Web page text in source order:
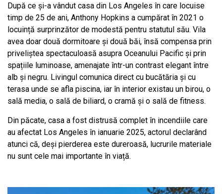
După ce și-a vândut casa din Los Angeles în care locuise
timp de 25 de ani, Anthony Hopkins a cumpărat în 2021 o
locuință surprinzător de modestă pentru statutul său. Vila
avea doar două dormitoare și două băi, însă compensa prin
priveliștea spectaculoasă asupra Oceanului Pacific și prin
spațiile luminoase, amenajate într-un contrast elegant între
alb și negru. Livingul comunica direct cu bucătăria și cu
terasa unde se afla piscina, iar în interior existau un birou, o
sală media, o sală de biliard, o cramă și o sală de fitness.
Din păcate, casa a fost distrusă complet în incendiile care
au afectat Los Angeles în ianuarie 2025, actorul declarând
atunci că, deși pierderea este dureroasă, lucrurile materiale
nu sunt cele mai importante în viață.